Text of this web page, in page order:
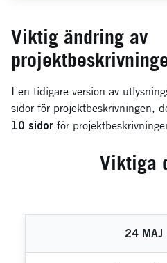
Viktig ändring av
I en tidigare version av
sidor för projektbeskrivningen,
10 sidor för
Viktiga
24 MAJ